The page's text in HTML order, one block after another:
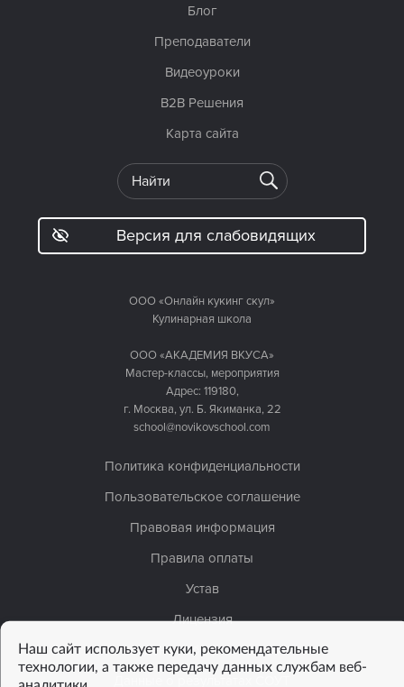
ООО «Онлайн кукинг скул»
Кулинарная школа
ООО «АКАДЕМИЯ ВКУСА»
Мастер-классы, мероприятия
Адрес: 119180,
г. Москва, ул. Б. Якиманка, 22
school@novikovschool.com
Политика конфиденциальности
Пользовательское соглашение
Правовая информация
Правила оплаты
Устав
Лицензия
Сведения об организации
Блог
Преподаватели
Видеоуроки
B2B Решения
Карта сайта
Версия для слабовидящих
Наш сайт использует куки, рекомендательные
технологии, а также передачу данных службам веб-